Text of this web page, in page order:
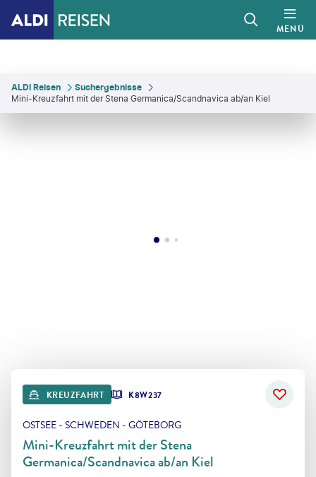
MENÜ
ALDI Reisen
Suchergebnisse
Mini-Kreuzfahrt mit der Stena Germanica/Scandnavica ab/an Kiel
KREUZFAHRT K8W237
OSTSEE - SCHWEDEN - GÖTEBORG
Mini-Kreuzfahrt mit der Stena
Germanica/Scandnavica ab/an Kiel